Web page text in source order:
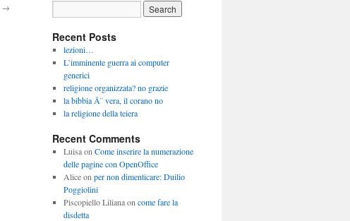
→
Recent Posts
lezioni…
L’imminente guerra ai computer
generici
religione organizzata? no grazie
la bibbia Ã¨ vera, il corano no
la religione della teiera
Recent Comments
Luisaon Come inserire la numerazione
delle pagine con OpenOffice
Aliceon per non dimenticare: Duilio
Poggiolini
Piscopiello Lilianaon come fare la
disdetta